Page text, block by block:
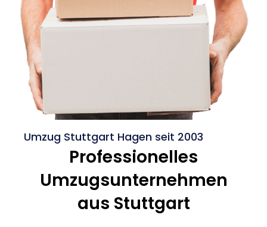
Umzug Stuttgart Hagen seit 2003
Professionelles
Umzugsunternehmen
aus Stuttgart